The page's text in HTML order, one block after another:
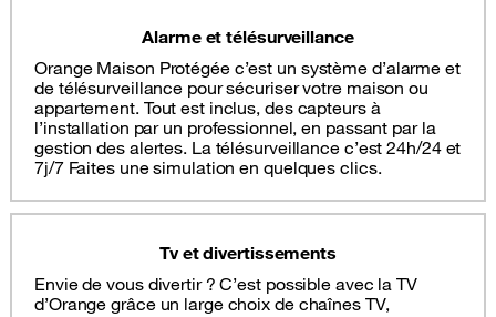
Alarme et télésurveillance
Orange Maison Protégée c’est un système d’alarme et
de télésurveillance pour sécuriser votre maison ou
appartement. Tout est inclus, des capteurs à
l’installation par un professionnel, en passant par la
gestion des alertes. La télésurveillance c’est 24h/24 et
7j/7 Faites une simulation en quelques clics.
Tv et divertissements
Envie de vous divertir ? C’est possible avec la TV
d’Orange grâce un large choix de chaînes TV,